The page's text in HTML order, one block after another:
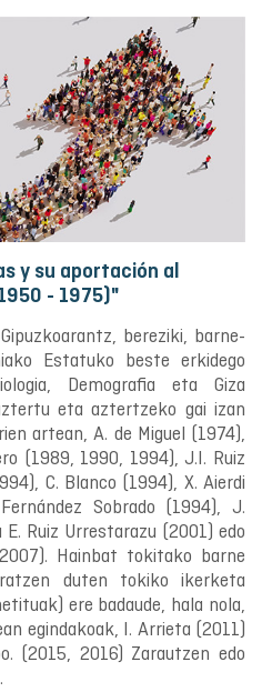
y su aportación al
- 1975)"
bereziki, barne-
Estatuko beste erkidego
Demografia eta Giza
eta aztertzeko gai izan
artean, A. de Miguel (1974),
(1989, 1990, 1994), J.I. Ruiz
C. Blanco (1994), X. Aierdi
Sobrado (1994), J.
Ruiz Urrestarazu (2001) edo
Hainbat tokitako barne
duten tokiko ikerketa
ere badaude, hala nola,
egindakoak, I. Arrieta (2011)
(2015, 2016) Zarautzen edo